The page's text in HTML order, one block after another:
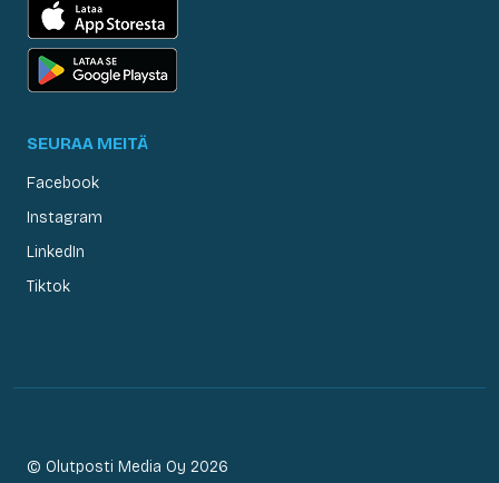
SEURAA MEITÄ
Facebook
Instagram
LinkedIn
Tiktok
© Olutposti Media Oy 2026